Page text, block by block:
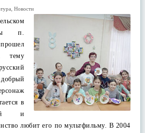
Новости
п.
тему
в
и
любит его по мультфильму. В 2004